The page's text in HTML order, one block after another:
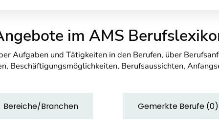
im AMS
Aufgaben und Tätigkeiten in den Berufen, über
Beschäftigungsmöglichkeiten, Berufsaussichten,
Bereiche/Branchen Gemerkte Berufe (0)